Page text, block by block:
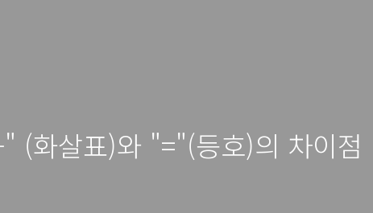
(화살표)와 "="(등호)의 차이점